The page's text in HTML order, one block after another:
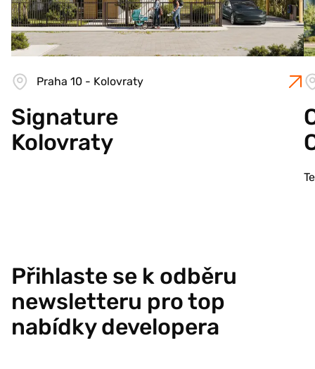
Praha 10 - Kolovraty
Signature
Kolovraty
Přihlaste se k odběru
newsletteru pro top
nabídky developera